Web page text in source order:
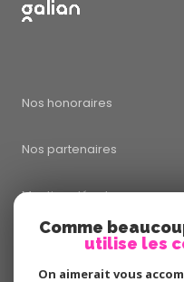
Nos honoraires
Nos partenaires
Mentions légales
Comme
utilise les
On aimerait vous